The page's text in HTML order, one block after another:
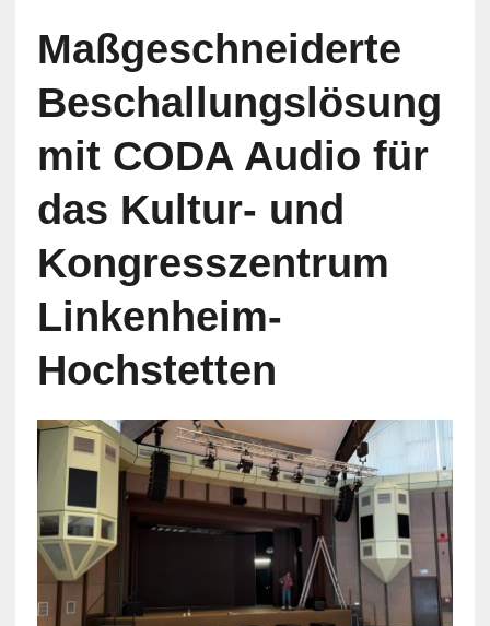
Maßgeschneiderte
Beschallungslösung
mit CODA Audio für
das Kultur- und
Kongresszentrum
Linkenheim-
Hochstetten